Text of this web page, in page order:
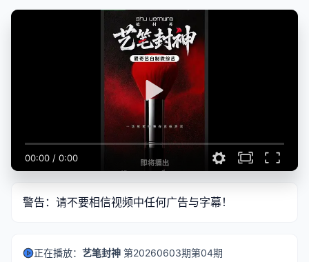
00:00 / 0:00
警告：请不要相信视频中任何广告与字幕！
正在播放： 艺笔封神 第20260603期第04期